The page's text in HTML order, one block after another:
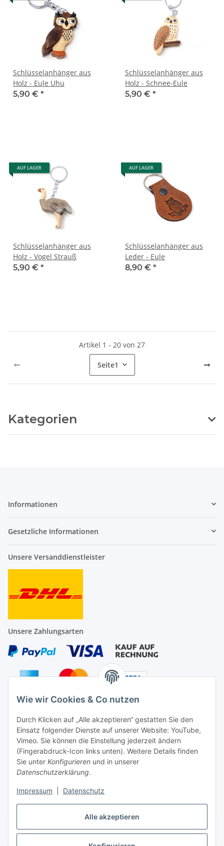
Alle akzeptieren
Wie wir Cookies & Co nutzen
Durch Klicken auf „Alle akzeptieren“ gestatten Sie den
Einsatz folgender Dienste auf unserer Website: YouTube,
Vimeo. Sie können die Einstellung jederzeit ändern
(Fingerabdruck-Icon links unten). Weitere Details finden
Sie unter Konfigurieren und in unserer
Datenschutzerklärung.
Impressum Datenschutz
Schlüsselanhänger aus
Holz - Eule Uhu
5,90 € *
Schlüsselanhänger aus
Holz - Schnee-Eule
5,90 € *
AUF LAGER
Schlüsselanhänger aus
Holz - Vogel Strauß
5,90 € *
AUF LAGER
Schlüsselanhänger aus
Leder - Eule
8,90 € *
Artikel 1 - 20 von 27
Seite1
Kategorien
Informationen
Gesetzliche Informationen
Unsere Versanddienstleister
Unsere Zahlungsarten
Ein Partnershop der
Vertrag widerrufen